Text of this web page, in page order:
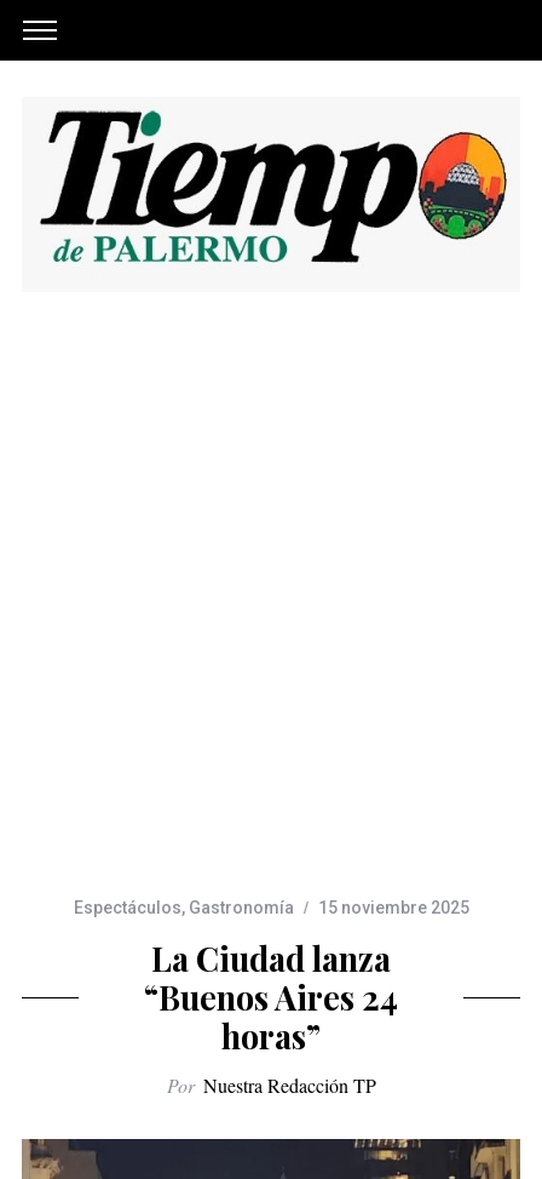
Espectáculos, Gastronomía 15 noviembre 2025
La Ciudad lanza
“Buenos Aires 24
horas”
Por Nuestra Redacción TP